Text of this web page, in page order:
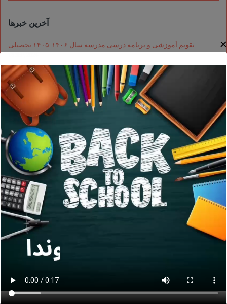
آخرین خبرها
تقویم آموزشی و برنامه درسی مدرسه سال ۱۴۰۶-۱۴۰۵ تحصیلی
جشن نوروز مدرسه وندا
5 MAR, 2024
مراسم شب یلدا
20 NOV, 2023
View All
تور مجازی مدرسه
✕